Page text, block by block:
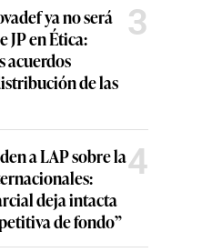
ya no será
JP en Ética:
acuerdos
de las
3
a LAP sobre la
deja intacta
de fondo”
4